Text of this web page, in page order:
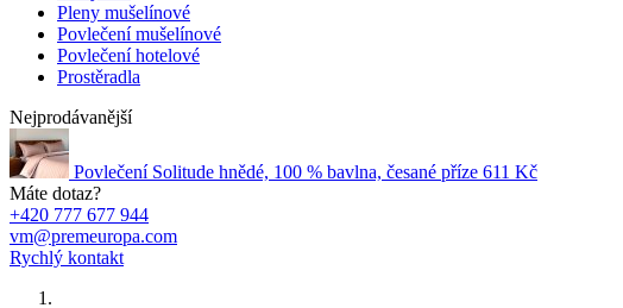
Pleny mušelínové
Povlečení mušelínové
Povlečení hotelové
Prostěradla
Nejprodávanější
Povlečení Solitude hnědé, 100 % bavlna, česané příze 611 Kč
Máte dotaz?
+420 777 677 944
vm@premeuropa.com
Rychlý kontakt